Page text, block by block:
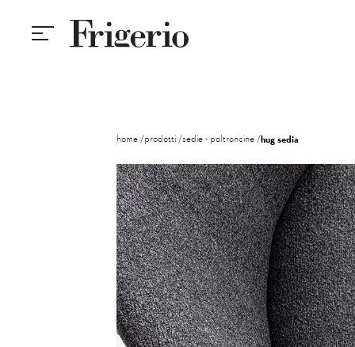
home prodotti sedie - poltroncine hug sedia